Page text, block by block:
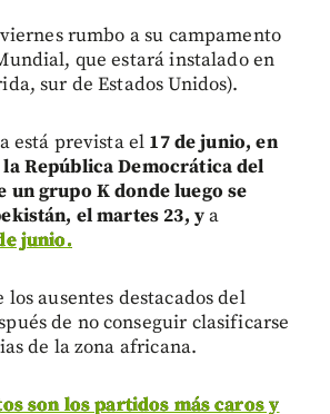
rumbo a su campamento
que estará instalado en
sur de Estados Unidos).
está prevista el 17 de junio, en
República Democrática del
un grupo K donde luego se
el martes 23, ya
junio.
ausentes destacados del
de no conseguir clasificarse
de la zona africana.
son los partidos más caros y